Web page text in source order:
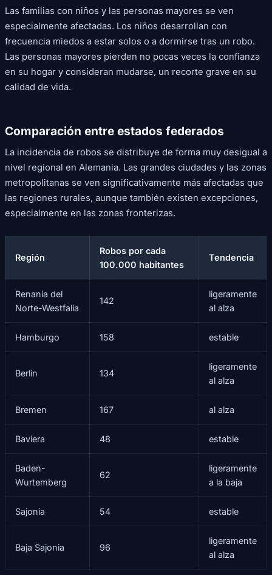
Las familias con niños y las personas mayores se ven
especialmente afectadas. Los niños desarrollan con
frecuencia miedos a estar solos o a dormirse tras un robo.
Las personas mayores pierden no pocas veces la confianza
en su hogar y consideran mudarse, un recorte grave en su
calidad de vida.
Comparación entre estados federados
La incidencia de robos se distribuye de forma muy desigual a
nivel regional en Alemania. Las grandes ciudades y las zonas
metropolitanas se ven significativamente más afectadas que
las regiones rurales, aunque también existen excepciones,
especialmente en las zonas fronterizas.
Región
Robos por cada
100.000 habitantes
Tendencia
Renania del
Norte-Westfalia
142
ligeramente
al alza
Hamburgo 158 estable
Berlín 134
ligeramente
al alza
Bremen 167 al alza
Baviera 48 estable
Baden-
Wurtemberg
62
ligeramente
a la baja
Sajonia 54 estable
Baja Sajonia 96
ligeramente
al alza